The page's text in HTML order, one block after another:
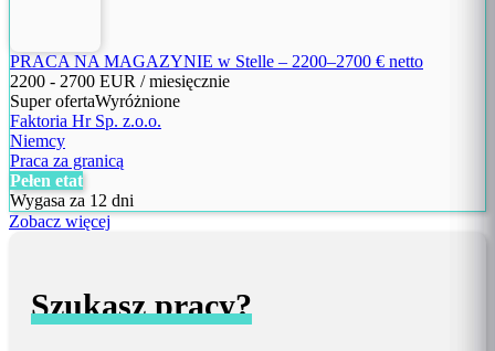
PRACA NA MAGAZYNIE w Stelle – 2200–2700 € netto
2200 - 2700 EUR / miesięcznie
Super ofertaWyróżnione
Faktoria Hr Sp. z.o.o.
Niemcy
Praca za granicą
Pełen etat
Wygasa za 12 dni
Zobacz więcej
Szukasz pracy?